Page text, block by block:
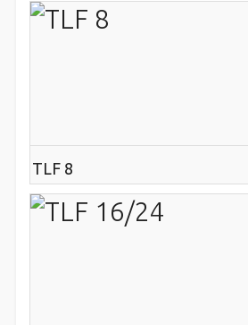
TLF 8